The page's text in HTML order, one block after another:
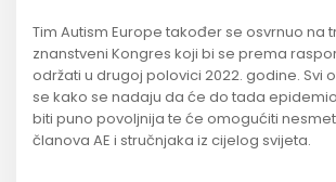
Tim Autism Europe također se osvrnuo na
znanstveni Kongres koji bi se prema
održati u drugoj polovici 2022. godine. Svi
se kako se nadaju da će do tada
biti puno povoljnija te će omogućiti
članova AE i stručnjaka iz cijelog svijeta.